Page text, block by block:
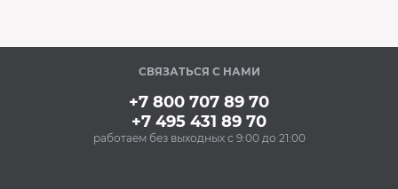
В наличии
СВЯЗАТЬСЯ С НАМИ
+7 800 707 89 70
+7 495 431 89 70
работаем без выходных с 9:00 до 21:00